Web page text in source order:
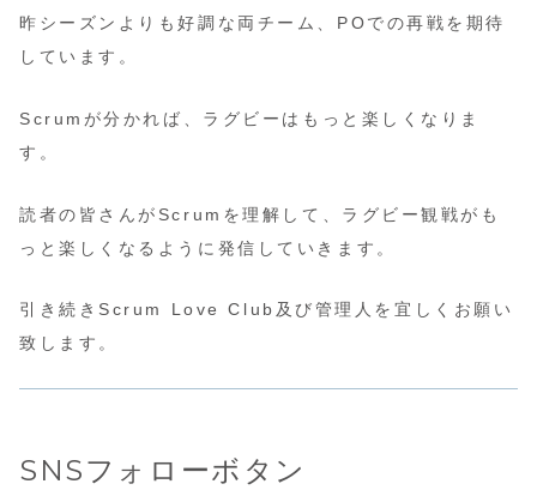
昨シーズンよりも好調な両チーム、POでの再戦を期待
しています。
Scrumが分かれば、ラグビーはもっと楽しくなりま
す。
読者の皆さんがScrumを理解して、ラグビー観戦がも
っと楽しくなるように発信していきます。
引き続きScrum Love Club及び管理人を宜しくお願い
致します。
SNSフォローボタン